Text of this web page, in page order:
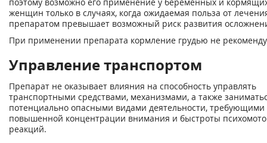
женщин только в случаях, когда ожидаемая польза от
препаратом превышает возможный риск развития
При применении препарата кормление грудью не
Управление транспортом
Препарат не оказывает влияния на способность управлять
транспортными средствами, механизмами, а также
потенциально опасными видами деятельности, требующими
повышенной концентрации внимания и быстроты
реакций.